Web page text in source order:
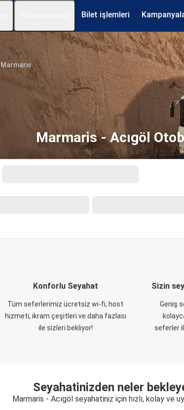
Bilet işlemleri
Marmaris
Marmaris - Acıgöl
Konforlu Seyahat
Tüm seferlerimiz ücretsiz wi-fi, host
hizmeti, ikram çeşitleri ve daha fazlası
ile sizleri bekliyor!
Sizin
Geniş
seferler
Seyahatinizden neler
Marmaris - Acıgöl seyahatiniz için hızlı, kolay ve